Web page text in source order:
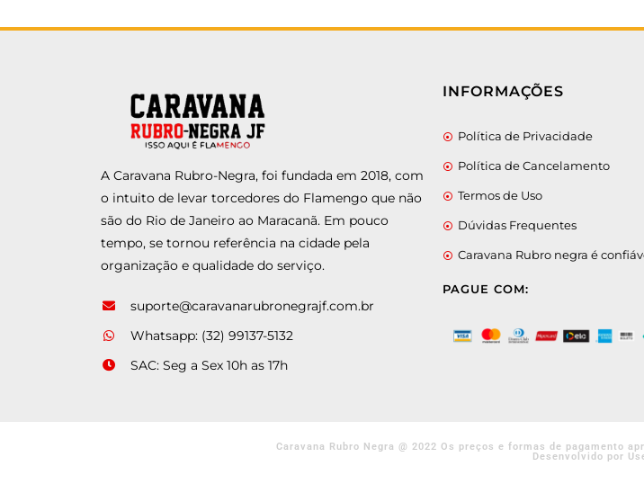
A Caravana Rubro-Negra, foi fundada em 2018, com
o intuito de levar torcedores do Flamengo que não
são do Rio de Janeiro ao Maracanã. Em pouco
tempo, se tornou referência na cidade pela
organização e qualidade do serviço.
suporte@caravanarubronegrajf.com.br
Whatsapp: (32) 99137-5132
SAC: Seg a Sex 10h as 17h
INFORMAÇÕES
Política de Privacidade
Política de Cancelamento
Termos de Uso
Dúvidas Frequentes
Caravana Rubro negra é
PAGUE COM:
Caravana Rubro Negra @ 2022 Os preços e formas de pagamento
Desenvolvido por